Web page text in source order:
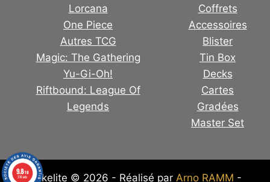
Lorcana
One Piece
Autres TCG
Magic: The Gathering
Yu-Gi-Oh!
Riftbound: League Of
Legends
Coffrets
Accessoires
Blister
Tin Box
Decks
Cartes
Gradées
Master Set
Pokelite © 2026 - Réalisé par Arno RAMM -
9.8/10
316 avis